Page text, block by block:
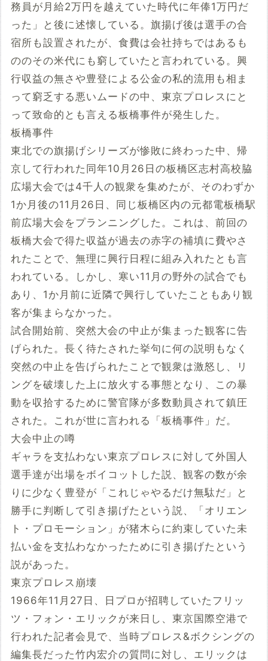
務員が月給2万円を越えていた時代に年俸1万円だ
った」と後に述懐している。旗揚げ後は選手の合
宿所も設置されたが、食費は会社持ちではあるも
ののその米代にも窮していたと言われている。興
行収益の無さや豊登による公金の私的流用も相ま
って窮乏する悪いムードの中、東京プロレスにと
って致命的とも言える板橋事件が発生した。
板橋事件
東北での旗揚げシリーズが惨敗に終わった中、帰
京して行われた同年10月26日の板橋区志村高校脇
広場大会では4千人の観衆を集めたが、そのわずか
1か月後の11月26日、同じ板橋区内の元都電板橋駅
前広場大会をプランニングした。これは、前回の
板橋大会で得た収益が過去の赤字の補填に費やさ
れたことで、無理に興行日程に組み入れたとも言
われている。しかし、寒い11月の野外の試合でも
あり、1か月前に近隣で興行していたこともあり観
客が集まらなかった。
試合開始前、突然大会の中止が集まった観客に告
げられた。長く待たされた挙句に何の説明もなく
突然の中止を告げられたことで観衆は激怒し、リ
ングを破壊した上に放火する事態となり、この暴
動を収拾するために警官隊が多数動員されて鎮圧
された。これが世に言われる「板橋事件」だ。
大会中止の噂
ギャラを支払わない東京プロレスに対して外国人
選手達が出場をボイコットした説、観客の数が余
りに少なく豊登が「これじゃやるだけ無駄だ」と
勝手に判断して引き揚げたという説、「オリエン
ト・プロモーション」が猪木らに約束していた未
払い金を支払わなかったために引き揚げたという
説があった。
東京プロレス崩壊
1966年11月27日、日プロが招聘していたフリッ
ツ・フォン・エリックが来日し、東京国際空港で
行われた記者会見で、当時プロレス&ボクシングの
編集長だった竹内宏介の質問に対し、エリックは